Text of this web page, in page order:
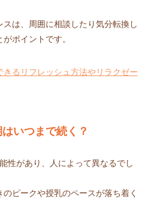
は、周囲に相談したり気分転換し
ポイントです。
きるリフレッシュ方法やリラクゼー
いつまで続く？
性があり、人によって異なるでし
ピークや授乳のペースが落ち着く